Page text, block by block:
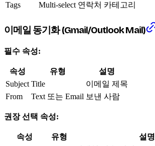
Tags
Multi-select 연락처 카테고리
이메일 동기화 (Gmail/Outlook Mail)
필수 속성:
속성 유형
설명
Subject Title
이메일 제목
From
Text 또는 Email 보낸 사람
권장 선택 속성:
속성 유형
설명